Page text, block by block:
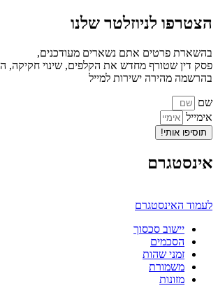
הצטרפו לניוזלטר שלנו
בהשארת פרטים אתם נשארים מעודכנים,
פסק דין שטורף מחדש את הקלפים, שינוי חקיקה,
בהרשמה מהירה ישירות למייל
שם
אימייל
תוסיפו אותי!
אינסטגרם
לעמוד האינסטגרם
יישוב סכסוך
הסכמים
זמני שהות
משמורת
מזונות